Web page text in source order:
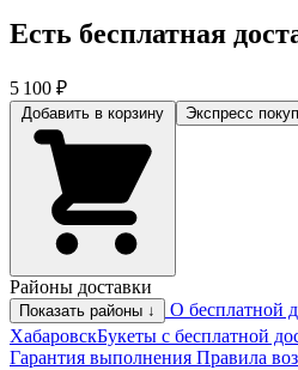
Есть бесплатная
5 100 ₽
Экспресс
Районы доставки
Показать районы ↓
О бесплатной
ХабаровскБукеты с бесплатной
Гарантия выполнения Правила